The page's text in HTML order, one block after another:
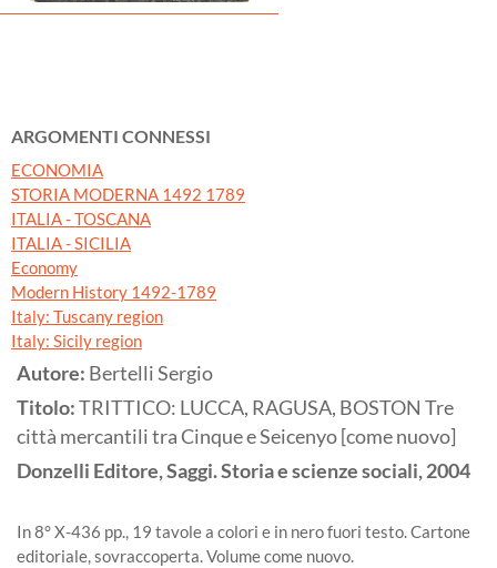
ARGOMENTI CONNESSI
ECONOMIA
STORIA MODERNA 1492 1789
ITALIA - TOSCANA
ITALIA - SICILIA
Economy
Modern History 1492-1789
Italy: Tuscany region
Italy: Sicily region
Autore: Bertelli Sergio
Titolo:TRITTICO: LUCCA, RAGUSA, BOSTON Tre
città mercantili tra Cinque e Seicenyo [come nuovo]
Donzelli Editore, Saggi. Storia e scienze sociali,2004
In 8° X-436 pp., 19 tavole a colori e in nero fuori testo. Cartone
editoriale, sovraccoperta. Volume come nuovo.